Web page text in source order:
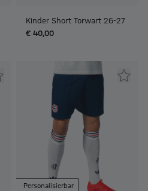
Kinder Short Torwart 26-27
€ 40,00
Personalisierbar